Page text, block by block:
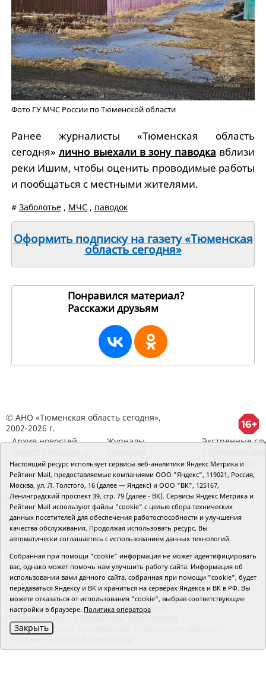
Фото ГУ МЧС России по Тюменской области
Ранее журналисты «Тюменская область
сегодня»лично выехали в зону паводка вблизи
реки Ишим, чтобы оценить проводимые работы
и пообщаться с местными жителями.
# Заболотье, МЧС, паводок
Оформить подписку на газету «Тюменская
область сегодня»
Понравился материал?
Расскажи друзьям
© АНО «Тюменская область сегодня»,
2002-2026 г.
Архив новостей
районов ТО
Журналы
RSS поток
Экстренные
Сведения об
организации
Главный редактор Рябков А.В.
Редакция: 625002, Тюмень, Осипенко, 81,
телефон (3452)49-00-18, e-mail: tumentoday@obl72.ru
Адрес для писем: 625000, Россия, Тюмень, Почтамт,
а/я 371. Для пресс-релизов: tumentoday@obl72.ru.
Отдел писем: тел. (3452) 39-90-59. Отдел рекламы:
тел. (3452) 39-90-51. Регистрация СМИ: Сетевое
издание «Интернет-газета «Тюменская область
сегодня», свидетельство о регистрации СМИ Эл №
ФС77-64918 от 24.02.2016 выдано Федеральной
службой по надзору в сфере связи, информационных
технологий и массовых коммуникаций
(Роскомнадзор). Учредитель: Автономная
некоммерческая организация «Тюменская область
Настоящий ресурс использует сервисы веб-аналитики Яндекс Метрика и
Рейтинг Mail, предоставляемые компаниями ООО "Яндекс", 119021, Россия,
Москва, ул. Л. Толстого, 16 (далее — Яндекс) и ООО "ВК", 125167,
Ленинградский проспект 39, стр. 79 (далее - ВК). Сервисы Яндекс Метрика и
Рейтинг Mail используют файлы "cookie" с целью сбора технических
данных посетителей для обеспечения работоспособности и улучшения
качества обслуживания. Продолжая использовать ресурс, Вы
автоматически соглашаетесь с использованием данных технологий.
Собранная при помощи "cookie" информация не может идентифицировать
вас, однако может помочь нам улучшить работу сайта. Информация об
использовании вами данного сайта, собранная при помощи "cookie", будет
передаваться Яндексу и ВК и храниться на серверах Яндекса и ВК в РФ. Вы
можете отказаться от использования "cookie", выбрав соответствующие
настройки в браузере. Политика оператора
Закрыть